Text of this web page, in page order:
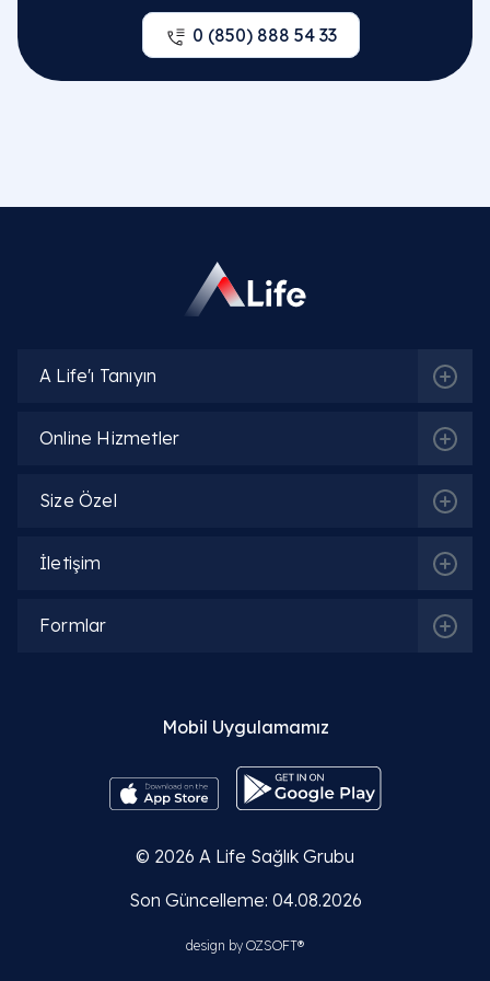
Vestibüler migren belirtileri nelerdir ve denge
sistemini nasıl sinsi etkiler?
yetişkin klinik seyrinden farkları hangileridir?
Adet migreni belirtileri ve regl migreni belirtileri
neden daha sarsıcı yaşanır?
kalitesini nasıl baltalar?
Migren başlangıcının belirtileri fark edildiğinde
Ankara'da nereye başvurulmalıdır?
0 (850) 888 54 33
A Life'ı Tanıyın
Online Hizmetler
Size Özel
İletişim
Formlar
Mobil Uygulamamız
© 2026 A Life Sağlık Grubu
Son Güncelleme: 04.08.2026
design by OZSOFT®